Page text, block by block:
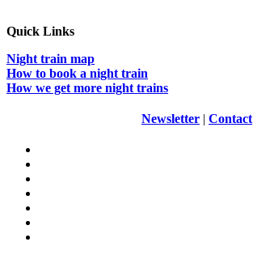
Quick Links
Night train map
How to book a night train
How we get more night trains
Newsletter | Contact